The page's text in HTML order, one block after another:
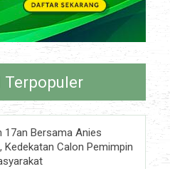
17an Bersama Anies
Kedekatan Calon Pemimpin